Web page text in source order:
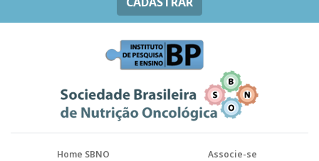
Home SBNO
Associe-se